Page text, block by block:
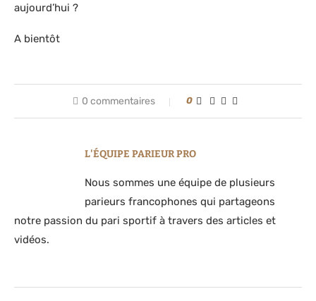
aujourd’hui ?
A bientôt
0 commentaires 0
L'ÉQUIPE PARIEUR PRO
Nous sommes une équipe de plusieurs
parieurs francophones qui partageons
notre passion du pari sportif à travers des articles et
vidéos.